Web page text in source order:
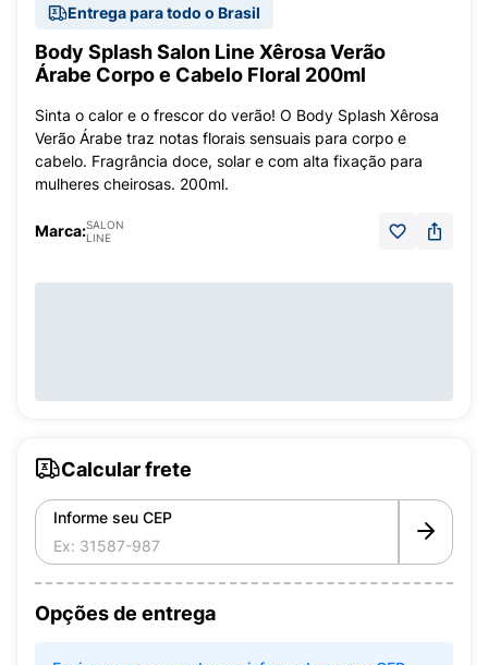
Entrega para todo o Brasil
Body Splash Salon Line Xêrosa Verão
Árabe Corpo e Cabelo Floral 200ml
Sinta o calor e o frescor do verão! O Body Splash Xêrosa
Verão Árabe traz notas florais sensuais para corpo e
cabelo. Fragrância doce, solar e com alta fixação para
mulheres cheirosas. 200ml.
Marca:SALON
LINE
Calcular frete
Informe seu CEP
Opções de entrega